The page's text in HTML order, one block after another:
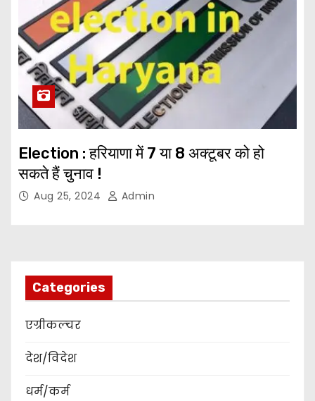
Election : हरियाणा में 7 या 8 अक्टूबर को हो
सकते हैं चुनाव !
Aug 25, 2024 Admin
Categories
एग्रीकल्चर
देश/विदेश
धर्म/कर्म